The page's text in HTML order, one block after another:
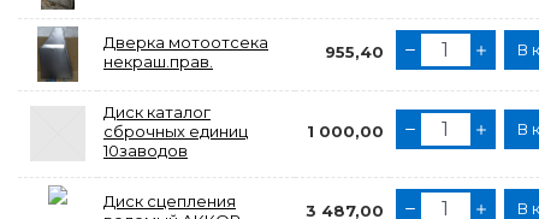
Дверка мотоотсека
некраш.прав.
955,40 В
Диск каталог
сброчных единиц
10заводов
1 000,00 В
Диск сцепления
3 487,00 В